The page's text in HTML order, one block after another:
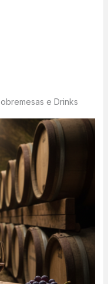
e Drinks